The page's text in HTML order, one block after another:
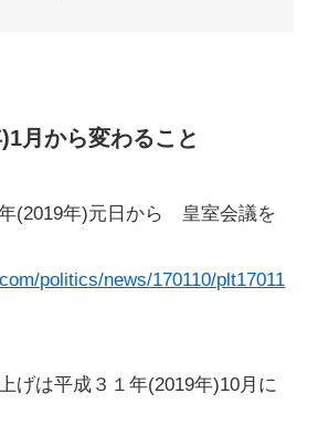
月から変わること
(2019年)元日から 皇室会議を
politics/news/170110/plt17011
げは平成３１年(2019年)10月に